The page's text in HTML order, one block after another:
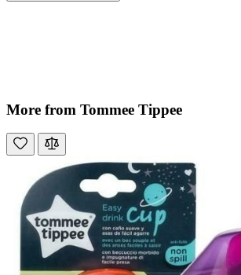
More from Tommee Tippee